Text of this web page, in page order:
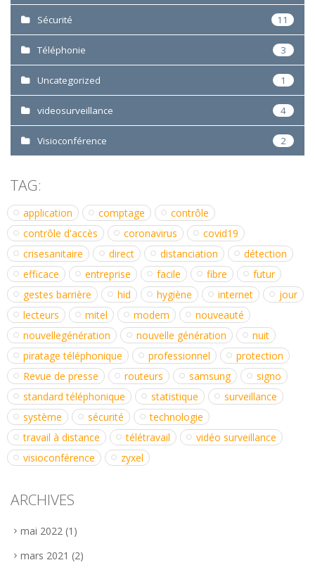
Sécurité 11
Téléphonie 3
Uncategorized 1
videosurveillance 4
Visioconférence 2
TAG:
application comptage
contrôle
contrôle d'accès
coronavirus
covid19
crisesanitaire
direct distanciation
détection
efficace
entreprise facile fibre
futur
gestes barrière
hid hygiène internet
jour
lecteurs
mitel modem
nouveauté
nouvellegénération
nouvelle génération
nuit
piratage téléphonique
professionnel
protection
Revue de presse
routeurs samsung
signo
standard téléphonique
statistique
surveillance
système
sécurité
technologie
travail à distance
télétravail
vidéo surveillance
visioconférence
zyxel
ARCHIVES
mai 2022 (1)
mars 2021 (2)